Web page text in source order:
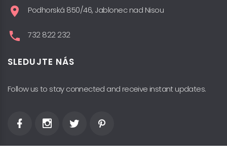
Podhorská 850/46, Jablonec nad Nisou
732 822 232
SLEDUJTE NÁS
Follow us to stay connected and receive instant updates.